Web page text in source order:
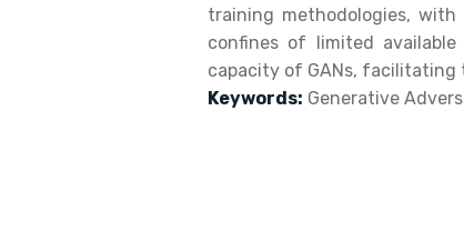
training methodologies,
confines of limited
capacity of GANs, facilitating
Keywords: Generative